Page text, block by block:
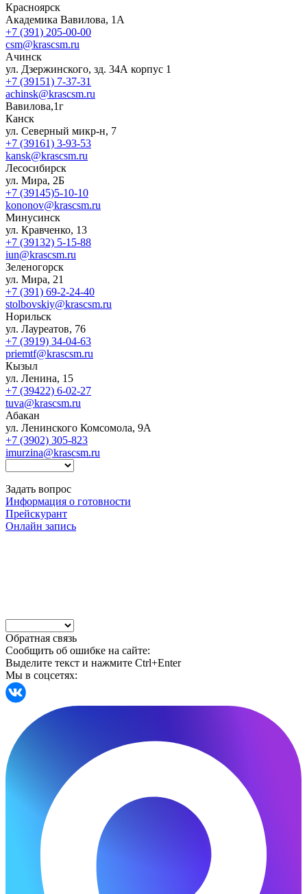
Красноярск
Академика Вавилова, 1А
+7 (391) 205-00-00
csm@krascsm.ru
Ачинск
ул. Дзержинского, зд. 34А корпус 1
+7 (39151) 7-37-31
achinsk@krascsm.ru
Вавилова,1г
Канск
ул. Северный микр-н, 7
+7 (39161) 3-93-53
kansk@krascsm.ru
Лесосибирск
ул. Мира, 2Б
+7 (39145)5-10-10
kononov@krascsm.ru
Минусинск
ул. Кравченко, 13
+7 (39132) 5-15-88
iun@krascsm.ru
Зеленогорск
ул. Мира, 21
+7 (391) 69-2-24-40
stolbovskiy@krascsm.ru
Норильск
ул. Лауреатов, 76
+7 (3919) 34-04-63
priemtf@krascsm.ru
Кызыл
ул. Ленина, 15
+7 (39422) 6-02-27
tuva@krascsm.ru
Абакан
ул. Ленинского Комсомола, 9А
+7 (3902) 305-823
imurzina@krascsm.ru
Задать вопрос
Информация о готовности
Прейскурант
Онлайн запись
Обратная связь
Сообщить об ошибке на сайте:
Выделите текст и нажмите Ctrl+Enter
Мы в соцсетях: